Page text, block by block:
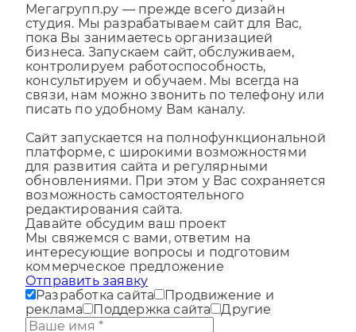
Чем вы отличаетесь от конструкторов?
Мегагрупп.ру — прежде всего дизайн
студия. Мы разрабатываем сайт для Вас,
пока Вы занимаетесь организацией
бизнеса. Запускаем сайт, обслуживаем,
контролируем работоспособность,
консультируем и обучаем. Мы всегда на
связи, нам можно звонить по телефону или
Сайт запускается на полнофункциональной
платформе, с широкими возможностями
для развития сайта и регулярными
обновлениями. При этом у Вас сохраняется
возможность самостоятельного
редактирования сайта.
Давайте обсудим ваш проект
Мы свяжемся с вами, ответим на
интересующие вопросы и подготовим
коммерческое предложение
Отправить заявку
Разработка сайта
Продвижение и
реклама
Поддержка сайта